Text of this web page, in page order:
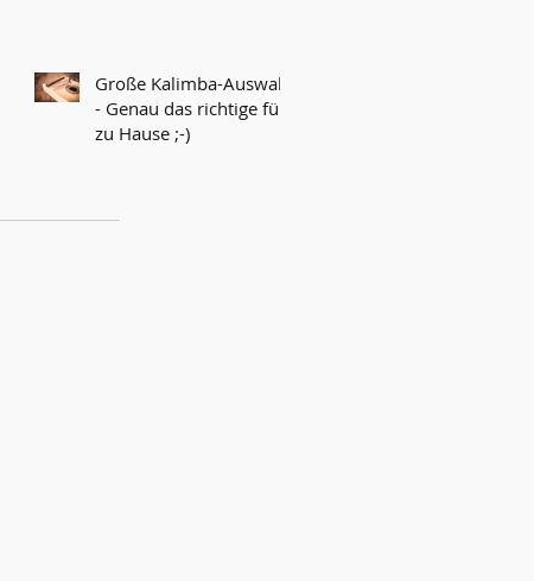
Große Kalimba-Auswahl
- Genau das richtige für
zu Hause ;-)